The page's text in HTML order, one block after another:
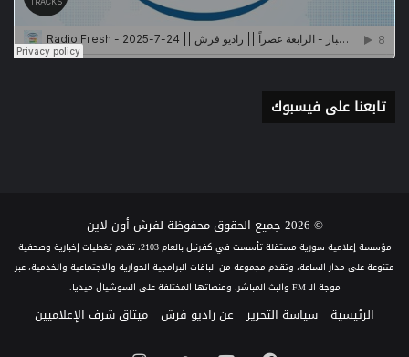
تابعنا على فيسبوك
© 2026 جميع الحقوق محفوظة لفرش أون لاين
مؤسسة إعلامية سورية مستقلة تأسست في كفرنبل بالعام 2103، تقدم تغطيات إخبارية وصحفية
متنوعة على مدار الساعة، وتقدم مجموعة من الباقات البرامجية الحوارية والاجتماعية والخدمية، عبر
موجة الـ FM والبث المباشر، ومنصاتها المختلفة على السوشيال ميديا.
الرئيسية سياسة التحرير عن راديو فرش ميثاق شرف الإعلاميين